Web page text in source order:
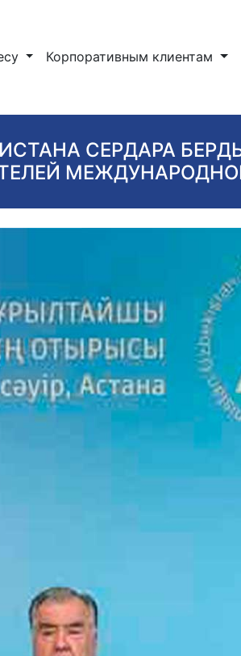
Корпоративным клиентам
СЕРДАРА